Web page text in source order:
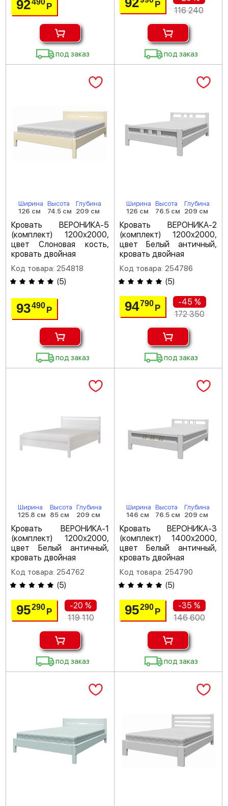
92 Р
под заказ
Р
116 240
под заказ
Ширина
126 см
Высота
74.5 см
Глубина
209 см
Кровать ВЕРОНИКА-5
(комплект) 1200х2000,
цвет Слоновая кость,
кровать двойная
Код товара: 254818
(5)
93490Р
под заказ
Ширина
126 см
Высота
76.5 см
Глубина
209 см
Кровать ВЕРОНИКА-2
(комплект) 1200х2000,
цвет Белый античный,
кровать двойная
Код товара: 254786
(5)
94790 Р
-45 %
172 350
под заказ
Ширина
125.8 см
Высота
85 см
Глубина
209 см
Кровать ВЕРОНИКА-1
(комплект) 1200х2000,
цвет Белый античный,
кровать двойная
Код товара: 254762
(5)
95290Р
-20 %
119 110
под заказ
Ширина
146 см
Высота
76.5 см
Глубина
209 см
Кровать ВЕРОНИКА-3
(комплект) 1400х2000,
цвет Белый античный,
кровать двойная
Код товара: 254790
(5)
95290 Р
-35 %
146 600
под заказ